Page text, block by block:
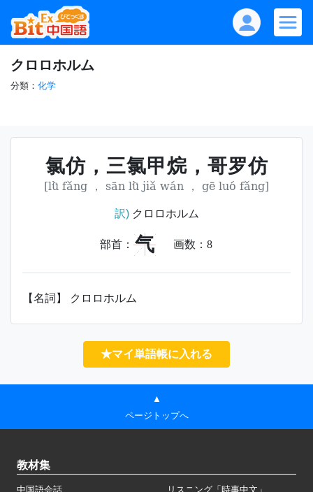
クロロホルム
分類： 化学
氯仿，三氯甲烷，哥罗仿
[lǜ fǎng ， sān lǜ jiǎ wán ， gē luó fǎng]
訳)クロロホルム
部首： 气 画数： 8
【名詞】 クロロホルム
★マイ単語帳に入れる
▲
ページトップへ
教材集
中国語会話
リスニング「時事中文」